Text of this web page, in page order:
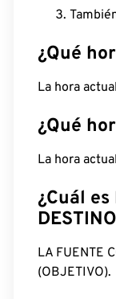
¿Qué
La hora
¿Qué
La hora
¿Cuál
LA FUENTE
(OBJETIVO).